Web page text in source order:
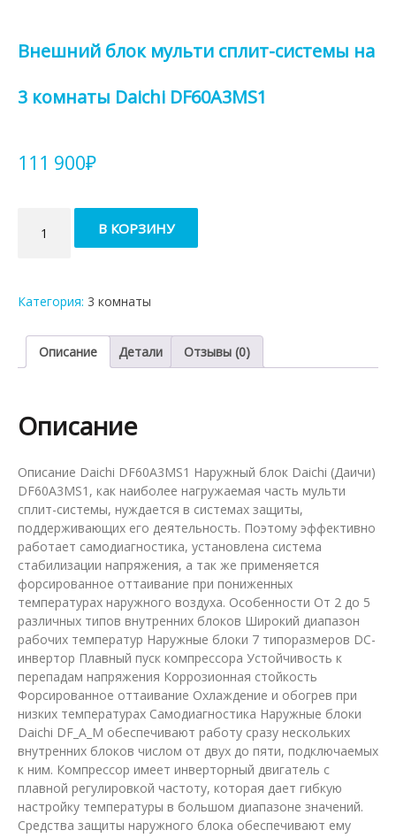
Внешний блок мульти сплит-системы на
3 комнаты Daichi DF60A3MS1
111 900₽
товара
сплит-
3
DF60A3MS1
В КОРЗИНУ
Категория: 3 комнаты
Описание Детали Отзывы (0)
Описание
Описание Daichi DF60A3MS1 Наружный блок Daichi (Даичи)
DF60A3MS1, как наиболее нагружаемая часть мульти
сплит-системы, нуждается в системах защиты,
поддерживающих его деятельность. Поэтому эффективно
работает самодиагностика, установлена система
стабилизации напряжения, а так же применяется
форсированное оттаивание при пониженных
температурах наружного воздуха. Особенности От 2 до 5
различных типов внутренних блоков Широкий диапазон
рабочих температур Наружные блоки 7 типоразмеров DC-
инвертор Плавный пуск компрессора Устойчивость к
перепадам напряжения Коррозионная стойкость
Форсированное оттаивание Охлаждение и обогрев при
низких температурах Самодиагностика Наружные блоки
Daichi DF_A_M обеспечивают работу сразу нескольких
внутренних блоков числом от двух до пяти, подключаемых
к ним. Компрессор имеет инверторный двигатель с
плавной регулировкой частоту, которая дает гибкую
настройку температуры в большом диапазоне значений.
Средства защиты наружного блока обеспечивают ему